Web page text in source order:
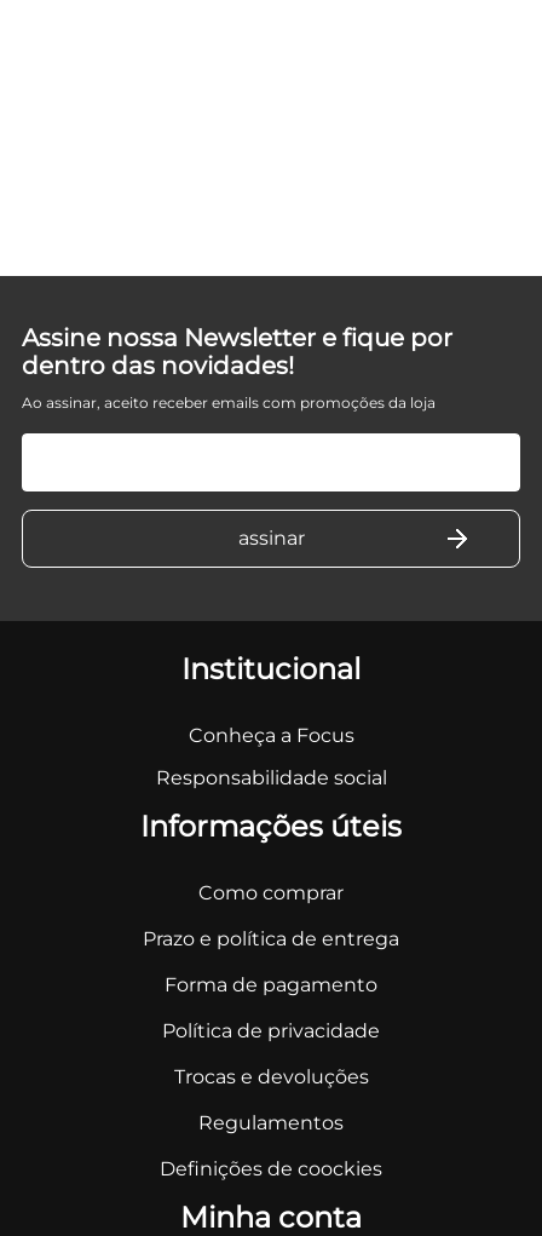
Assine nossa Newsletter e fique por
dentro das novidades!
Ao assinar, aceito receber emails com promoções da loja
Institucional
Conheça a Focus
Responsabilidade social
Informações úteis
Como comprar
Prazo e política de entrega
Forma de pagamento
Política de privacidade
Trocas e devoluções
Regulamentos
Definições de coockies
Minha conta